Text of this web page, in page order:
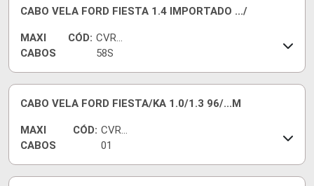
CABO VELA FORD FIESTA 1.4 IMPORTADO .../
MAXI
CABOS
CÓD: CVR52
58S
CABO VELA FORD FIESTA/KA 1.0/1.3 96/...M
MAXI
CABOS
CÓD: CVRF
01